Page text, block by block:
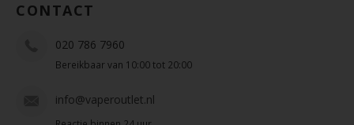
CONTACT
020 786 7960
Bereikbaar van 10:00 tot 20:00
info@vaperoutlet.nl